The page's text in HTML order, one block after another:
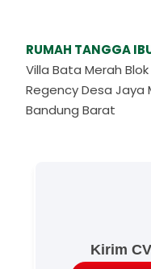
RUMAH TANGGA
Villa Bata Merah
Regency Desa Jaya
Bandung Barat
Kirim